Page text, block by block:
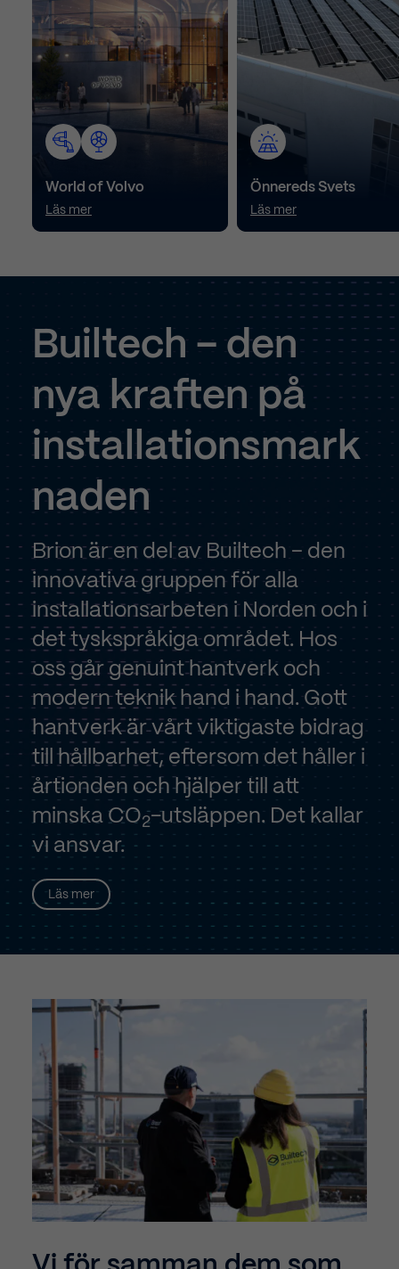
World of Volvo
Läs mer
Önnereds Svets
Läs mer
Builtech – den
nya kraften på
installationsmark
naden
Brion är en del av Builtech – den
innovativa gruppen för alla
installationsarbeten i Norden och i
det tyskspråkiga området. Hos
oss går genuint hantverk och
modern teknik hand i hand. Gott
hantverk är vårt viktigaste bidrag
till hållbarhet, eftersom det håller i
årtionden och hjälper till att
minska CO2-utsläppen. Det kallar
vi ansvar.
Läs mer
Visa cookieinformation